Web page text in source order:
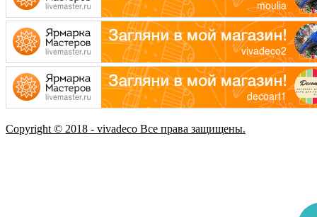
Copyright © 2018 - vivadeco Все права защищены.